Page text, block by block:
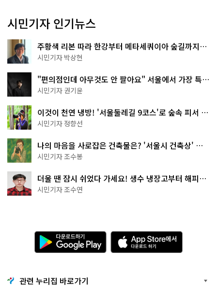
시민기자 인기뉴스
주황색 리본 따라 한강부터 메타세쿼이아 숲길까지…
서울둘레길 15코스
시민기자 박상현
"편의점인데 아무것도 안 팔아요" 서울에서 가장 특별
한 편의점의 정체
시민기자 권기윤
이것이 천연 냉방! '서울둘레길 9코스'로 숲속 피서 떠
나볼까
시민기자 정향선
나의 마음을 사로잡은 건축물은? '서울시 건축상' 수
상작 공개!
시민기자 조수봉
더울 땐 잠시 쉬었다 가세요! 생수 냉장고부터 해피소
·무더위쉼터까지
시민기자 조수연
다
운
로
기
A
p
p
관련 누리집 바로가기